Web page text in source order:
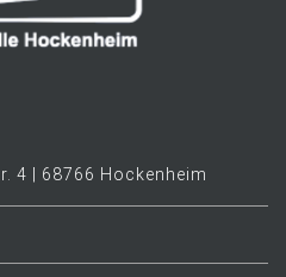
4 | 68766 Hockenheim